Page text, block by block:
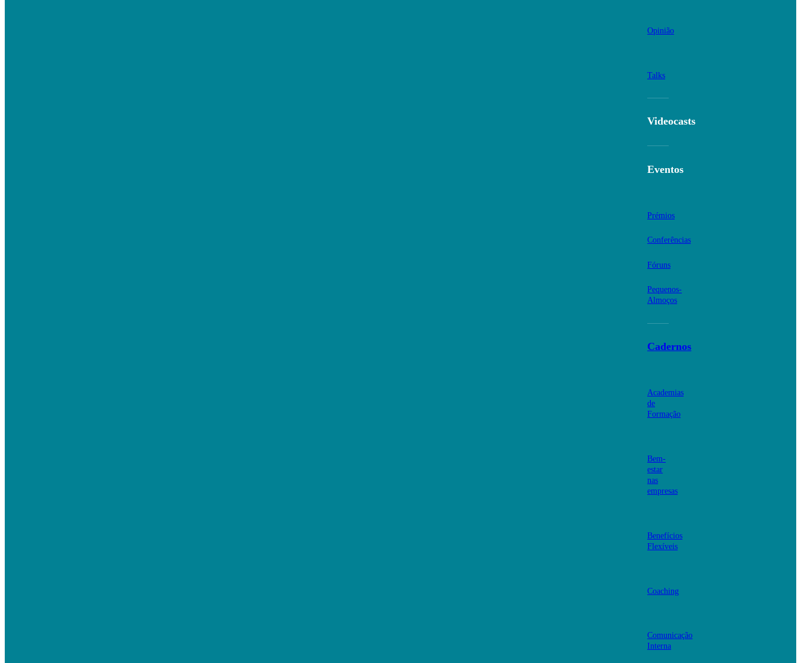
Opinião
Talks
Videocasts
Eventos
Prémios
Conferências
Fóruns
Pequenos-
Almoços
Cadernos
Academias
de
Formação
Bem-
estar
nas
empresas
Benefícios
Flexíveis
Coaching
Comunicação
Interna